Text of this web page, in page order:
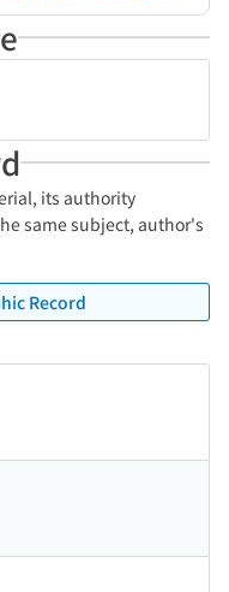
its authority
same subject, author's
Record